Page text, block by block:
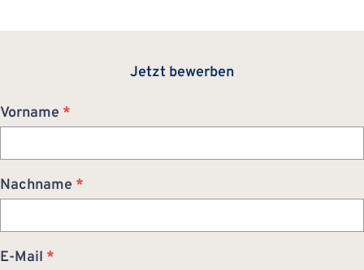
Jetzt bewerben
Bewerbung
Vorname *
Nachname *
E-Mail *